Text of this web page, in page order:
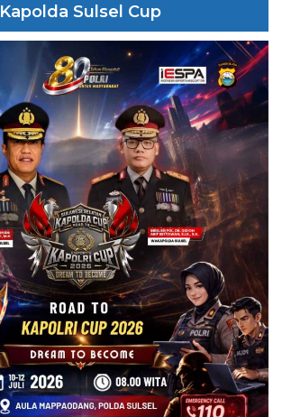
Kapolda Sulsel Cup